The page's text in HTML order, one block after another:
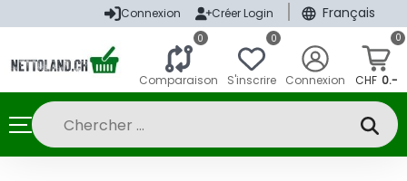
Connexion Créer Login Français
0
Comparaison
0
S'inscrire Connexion
0
CHF 0.-